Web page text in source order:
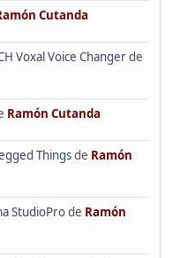
Cutanda
Voxal Voice Changerde
Ramón Cutanda
Thingsde Ramón
StudioProde Ramón